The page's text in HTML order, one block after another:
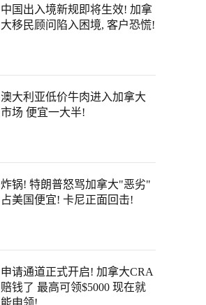
中国出入境新规即将生效! 加拿
大移民顾问陷入困境, 客户恐慌!
澳大利亚低价牛肉进入加拿大
市场 便宜一大半!
炸锅! 特朗普怒骂加拿大"恶劣"
占美国便宜! 卡尼正面回击!
申请通道正式开启! 加拿大CRA
赔钱了 最高可领$5000 现在就
能申领!